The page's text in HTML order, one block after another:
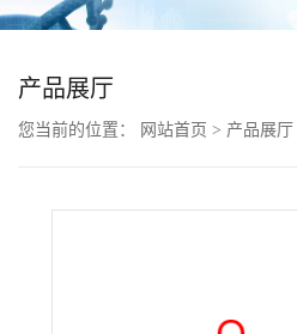
产品展厅
您当前的位置： 网站首页 > 产品展厅